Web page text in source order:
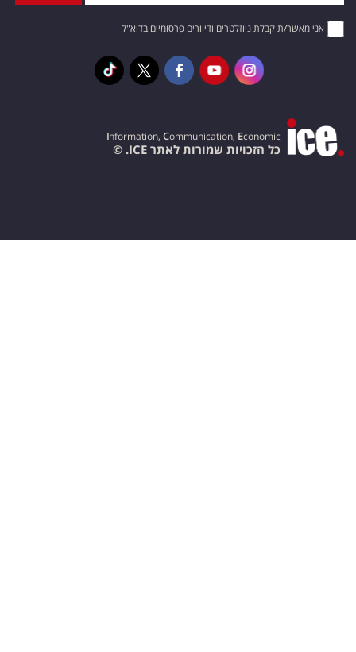
אני מאשר/ת קבלת ניוזלטרים ודיוורים פרסומיים בדוא"ל
Information, Communication, Economic
כל הזכויות שמורות לאתר ICE. ©